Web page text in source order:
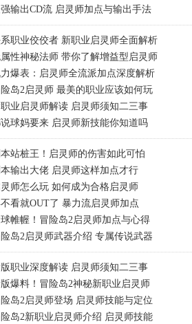
输出CD流 启灵师加点与输出手法
职业佼佼者 新职业启灵师全面解析
性神秘法师 带你了解增益型启灵师
爆表：启灵师全流派加点深度解析
岛2启灵师 最美的职业应该如何玩
业启灵师解读 启灵师须知二三事
球妈要来 启灵师新技能你知道吗
站桩王！启灵师的伤害如此可怕
输出大佬 启灵师这样加点才行
灵师怎么玩 如何成为合格启灵师
看就OUT了 暴力流启灵师加点
帷幄！冒险岛2启灵师加点与心得
岛2启灵师武器介绍 专属传说武器
职业深度解读 启灵师须知二三事
爆料！冒险岛2神秘新职业启灵师
岛2启灵师登场 启灵师技能与定位
岛2新职业启灵师介绍 启灵师技能